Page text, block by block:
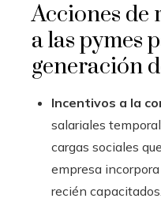
Acciones de
a las pymes
generación
Incentivos a la
salariales
cargas sociales
empresa
recién capacitados.